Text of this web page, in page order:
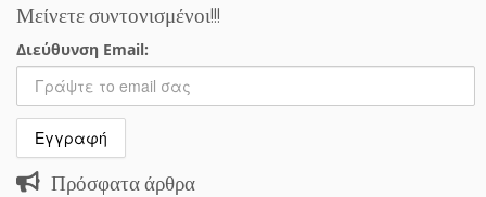
Μείνετε συντονισμένοι!!!
Διεύθυνση Email:
Πρόσφατα άρθρα